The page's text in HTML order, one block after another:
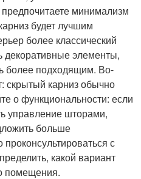
минимализм
будет лучшим
более классический
декоративные элементы,
более подходящим. Во-
скрытый карниз обычно
о функциональности: если
управление шторами,
больше
с
какой вариант
помещения.